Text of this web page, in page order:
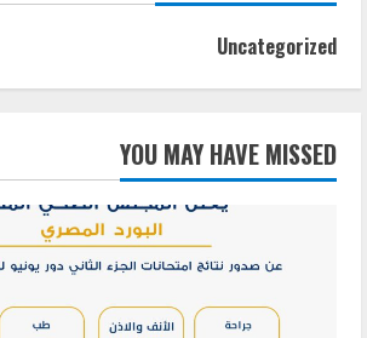
Uncategorized
YOU MAY HAVE MISSED